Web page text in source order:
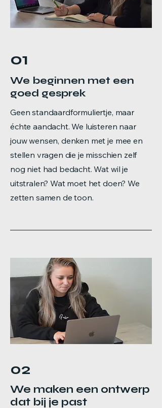
01
We beginnen met een
goed gesprek
Geen standaardformuliertje, maar
échte aandacht. We luisteren naar
jouw wensen, denken met je mee en
stellen vragen die je misschien zelf
nog niet had bedacht. Wat wil je
uitstralen? Wat moet het doen? We
zetten samen de toon.
02
We maken een ontwerp
dat bij je past